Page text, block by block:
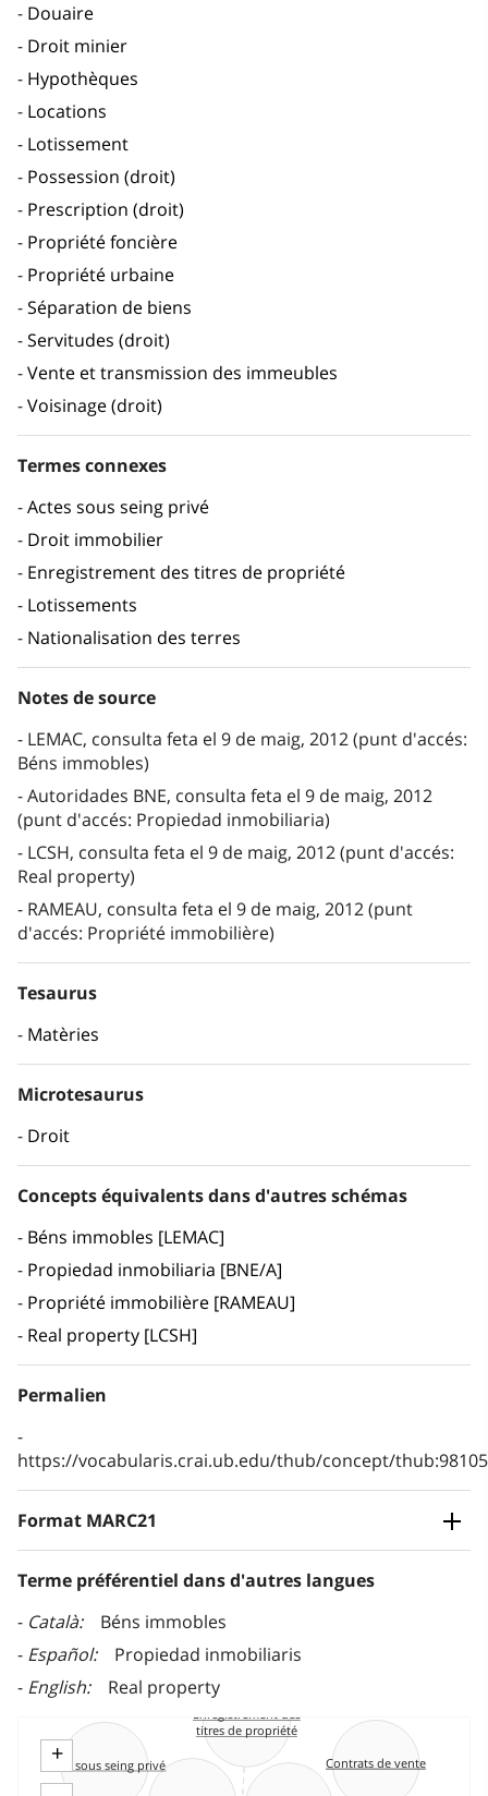
Douaire
Droit minier
Hypothèques
Locations
Lotissement
Possession (droit)
Prescription (droit)
Propriété foncière
Propriété urbaine
Séparation de biens
Servitudes (droit)
Vente et transmission des immeubles
Voisinage (droit)
Termes connexes
Actes sous seing privé
Droit immobilier
Enregistrement des titres de propriété
Lotissements
Nationalisation des terres
Notes de source
LEMAC, consulta feta el 9 de maig, 2012 (punt d'accés:
Béns immobles)
Autoridades BNE, consulta feta el 9 de maig, 2012
(punt d'accés: Propiedad inmobiliaria)
LCSH, consulta feta el 9 de maig, 2012 (punt d'accés:
Real property)
RAMEAU, consulta feta el 9 de maig, 2012 (punt
d'accés: Propriété immobilière)
Tesaurus
Matèries
Microtesaurus
Droit
Concepts équivalents dans d'autres schémas
Béns immobles [LEMAC]
Propiedad inmobiliaria [BNE/A]
Propriété immobilière [RAMEAU]
Real property [LCSH]
Permalien
https://vocabularis.crai.ub.edu/thub/concept/
Format MARC21
Terme préférentiel dans d'autres langues
Català
Béns immobles
Español
Propiedad inmobiliaris
English
Real property
+
titres de propriété
Contrats de vente
Actes sous seing privé